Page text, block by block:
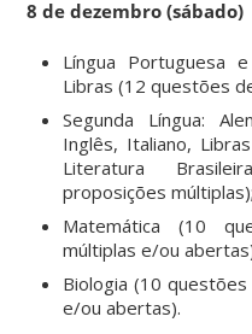
8 de dezembro (sábado)
Língua Portuguesa
Libras (12 questões
Segunda Língua:
Inglês, Italiano,
Literatura
proposições múltiplas);
Matemática (10
múltiplas e/ou
Biologia (10
e/ou abertas).